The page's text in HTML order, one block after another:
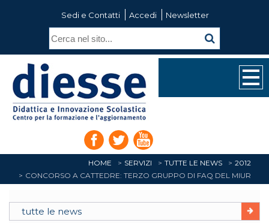
Sedi e Contatti Accedi Newsletter
HOME SERVIZI TUTTE LE NEWS
2012
CONCORSO A CATTEDRE: TERZO GRUPPO DI FAQ DEL MIUR
tutte le news